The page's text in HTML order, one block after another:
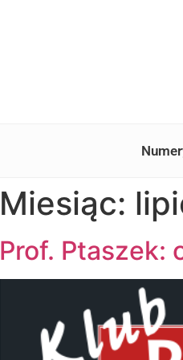
Miesiąc:
Prof. Ptaszek: